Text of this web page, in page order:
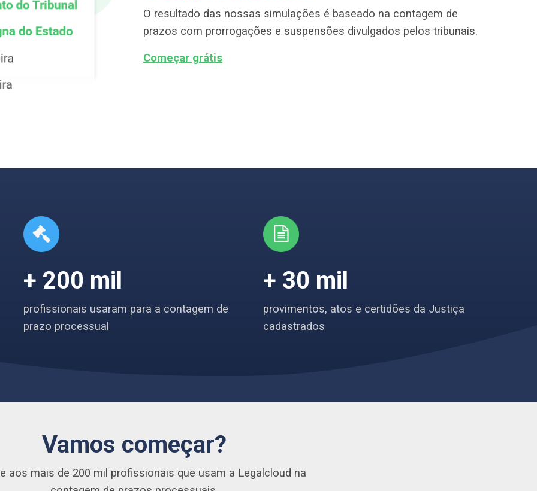
O resultado das nossas simulações é baseado na contagem de
prazos com prorrogações e suspensões divulgados pelos tribunais.
Começar grátis
+ 200 mil
profissionais usaram para a contagem de
prazo processual
+ 30 mil
provimentos, atos e certidões da Justiça
cadastrados
Vamos começar?
aos mais de 200 mil profissionais que usam a Legalcloud na